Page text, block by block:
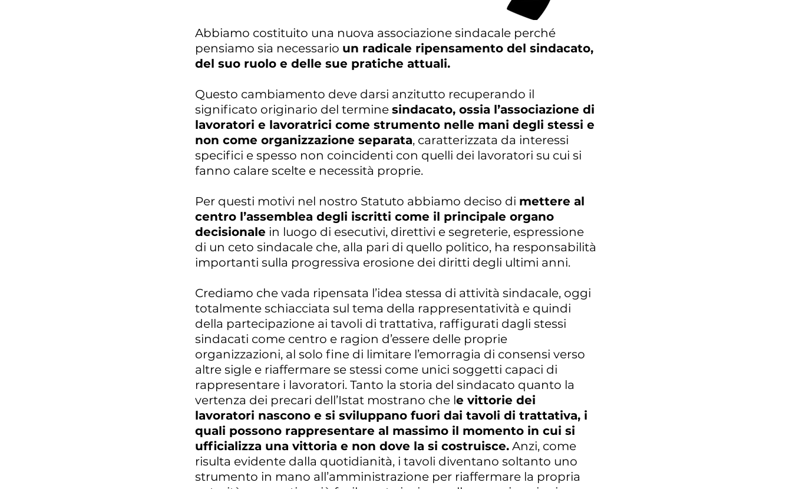
Abbiamo costituito una nuova associazione sindacale perché
pensiamo sia necessario un radicale ripensamento del sindacato,
del suo ruolo e delle sue pratiche attuali.
Questo cambiamento deve darsi anzitutto recuperando il
significato originario del termine sindacato, ossia l’associazione di
lavoratori e lavoratrici come strumento nelle mani degli stessi e
non come organizzazione separata, caratterizzata da interessi
specifici e spesso non coincidenti con quelli dei lavoratori su cui si
fanno calare scelte e necessità proprie.
Per questi motivi nel nostro Statuto abbiamo deciso di mettere al
centro l’assemblea degli iscritti come il principale organo
decisionale in luogo di esecutivi, direttivi e segreterie, espressione
di un ceto sindacale che, alla pari di quello politico, ha responsabilità
importanti sulla progressiva erosione dei diritti degli ultimi anni.
Crediamo che vada ripensata l’idea stessa di attività sindacale, oggi
totalmente schiacciata sul tema della rappresentatività e quindi
della partecipazione ai tavoli di trattativa, raffigurati dagli stessi
sindacati come centro e ragion d’essere delle proprie
organizzazioni, al solo fine di limitare l’emorragia di consensi verso
altre sigle e riaffermare se stessi come unici soggetti capaci di
rappresentare i lavoratori. Tanto la storia del sindacato quanto la
vertenza dei precari dell’Istat mostrano che le vittorie dei
lavoratori nascono e si sviluppano fuori dai tavoli di trattativa, i
quali possono rappresentare al massimo il momento in cui si
ufficializza una vittoria e non dove la si costruisce. Anzi, come
risulta evidente dalla quotidianità, i tavoli diventano soltanto uno
strumento in mano all’amministrazione per riaffermare la propria